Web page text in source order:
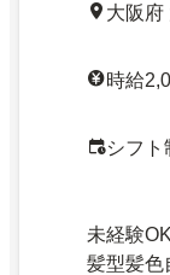
大阪府
時給
シフト
未経験OK
髪型髪色